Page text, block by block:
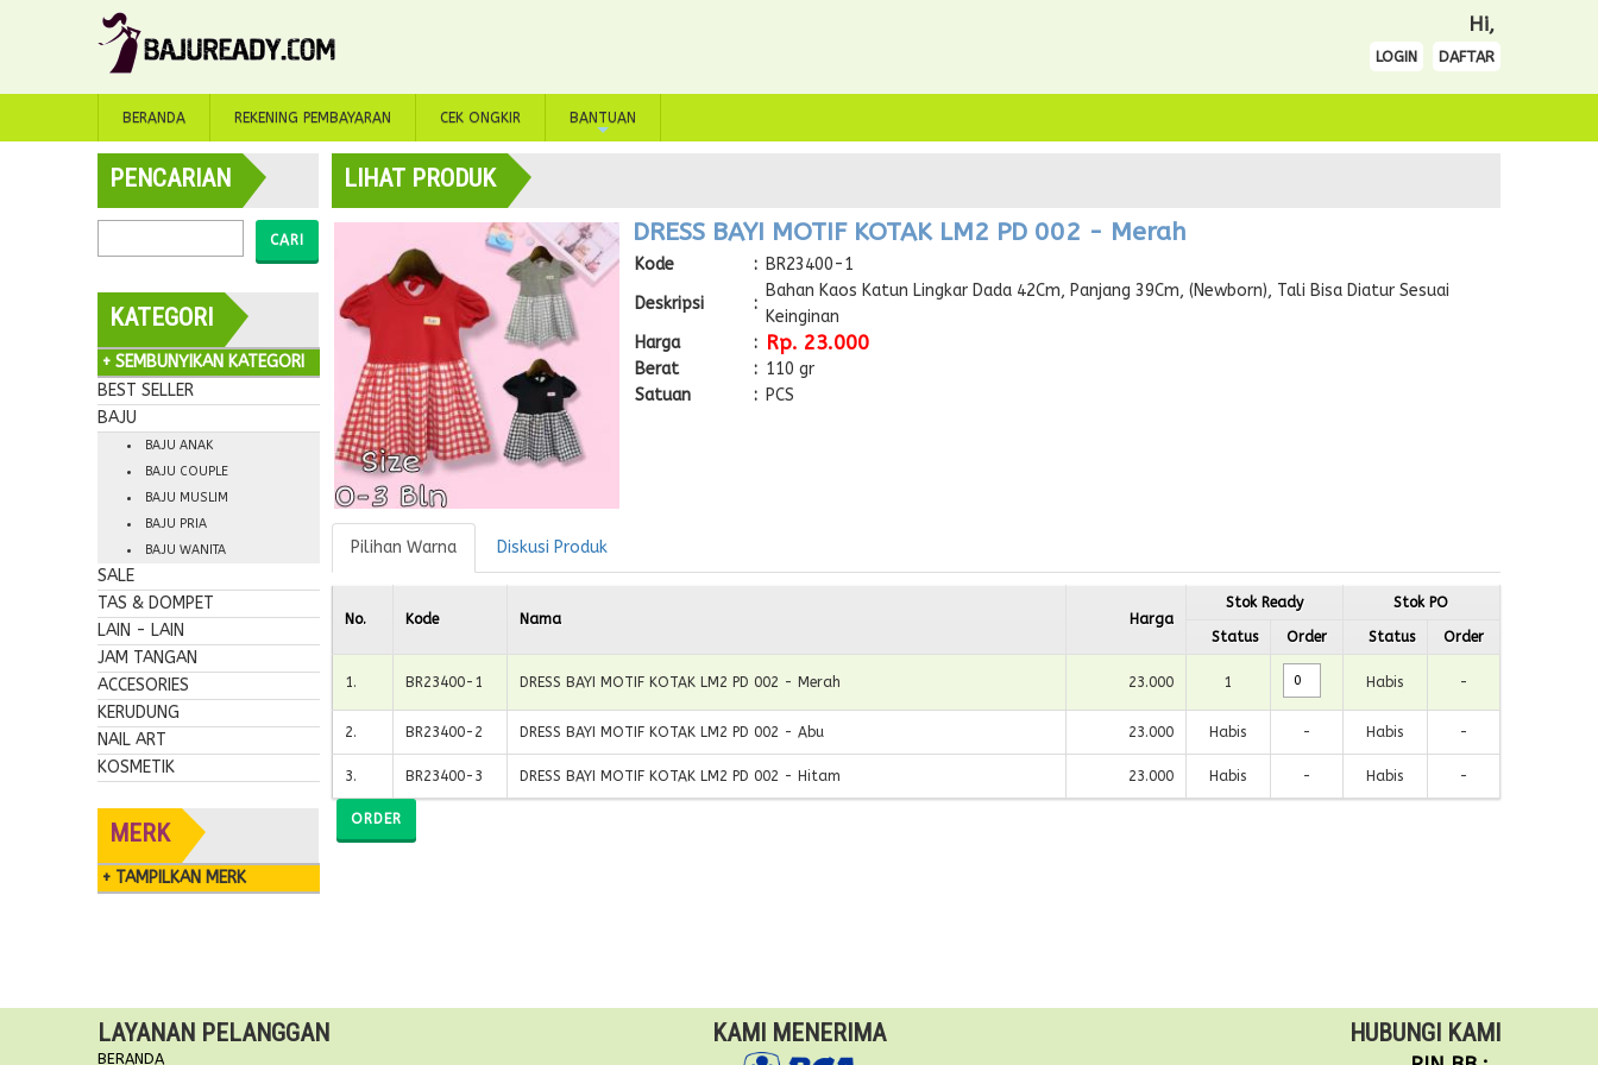
Hi,
LOGIN DAFTAR
BERANDA REKENING PEMBAYARAN
CEK ONGKIR
+
BANTUAN
PENCARIAN
CARI
KATEGORI
+ SEMBUNYIKAN KATEGORI
BEST SELLER
BAJU
BAJU ANAK
BAJU COUPLE
BAJU MUSLIM
BAJU PRIA
BAJU WANITA
SALE
TAS & DOMPET
LAIN - LAIN
JAM TANGAN
ACCESORIES
KERUDUNG
NAIL ART
KOSMETIK
MERK
+ TAMPILKAN MERK
LIHAT PRODUK
DRESS BAYI MOTIF KOTAK LM2 PD 002 - Merah
Kode : BR23400-1
Deskripsi
:
Bahan Kaos Katun Lingkar Dada 42Cm, Panjang 39Cm, (Newborn), Tali Bisa Diatur Sesuai
Keinginan
Harga
: Rp. 23.000
Berat : 110 gr
Satuan
: PCS
Pilihan Warna Diskusi Produk
No. Kode Nama Harga
Stok Ready Stok PO
Status Order Status Order
1. BR23400-1 DRESS BAYI MOTIF KOTAK LM2 PD 002 - Merah 23.000 1 Habis -
2. BR23400-2 DRESS BAYI MOTIF KOTAK LM2 PD 002 - Abu 23.000 Habis - Habis -
3. BR23400-3 DRESS BAYI MOTIF KOTAK LM2 PD 002 - Hitam 23.000 Habis - Habis -
ORDER
LAYANAN PELANGGAN
BERANDA
KAMI MENERIMA HUBUNGI KAMI